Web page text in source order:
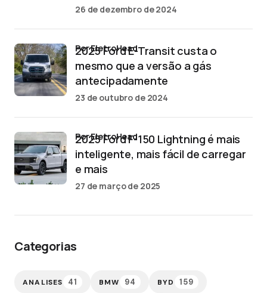
26 de dezembro de 2024
2025 Ford E-Transit custa o
mesmo que a versão a gás
antecipadamente
por EletroHead
23 de outubro de 2024
2025 Ford F-150 Lightning é mais
inteligente, mais fácil de carregar
e mais
por EletroHead
27 de março de 2025
Categorias
ANALISES 41 BMW 94 BYD 159